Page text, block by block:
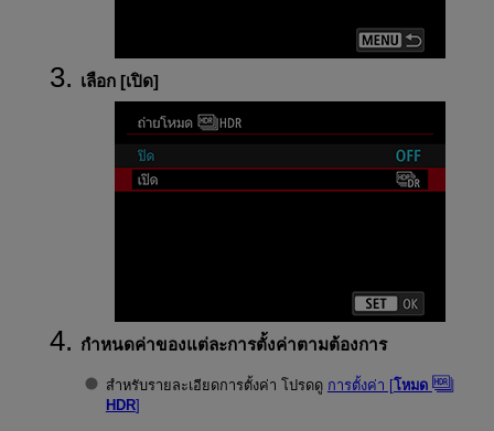
เลือก [เปิด]
กำหนดค่าของแต่ละการตั้งค่าตามต้องการ
สำหรับรายละเอียดการตั้งค่า โปรดดู การตั้งค่า [โหมด
HDR]